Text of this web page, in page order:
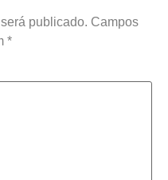
publicado. Campos
*